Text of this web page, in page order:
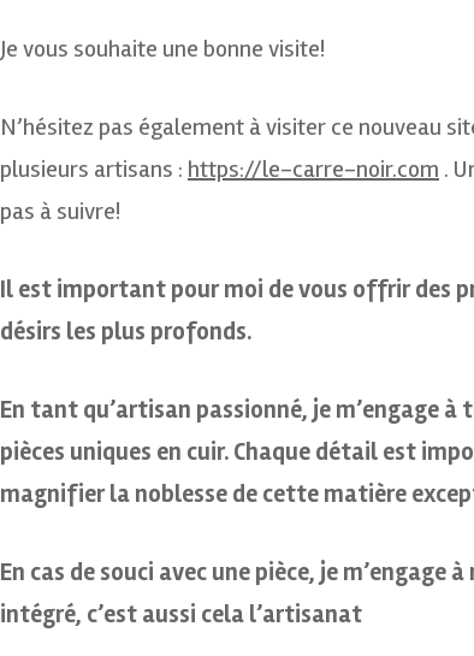
Je vous souhaite une bonne visite!
N’hésitez pas également à visiter ce nouveau
plusieurs artisans : https://le-carre-noir.com .
pas à suivre!
Il est important pour moi de vous offrir des
désirs les plus profonds.
En tant qu’artisan passionné, je m’engage
pièces uniques en cuir. Chaque détail est
magnifier la noblesse de cette matière
En cas de souci avec une pièce, je
intégré, c’est aussi cela l’artisanat